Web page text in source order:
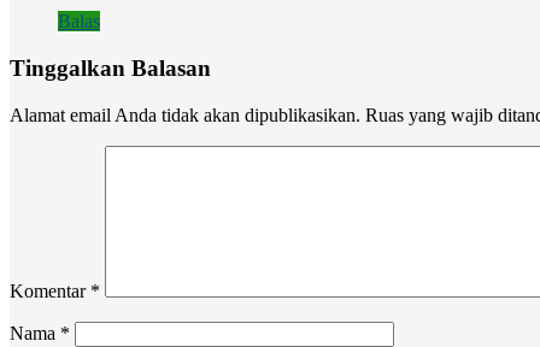
Balas
Tinggalkan Balasan
Alamat email Anda tidak akan dipublikasikan. Ruas yang wajib
Komentar *
Nama *